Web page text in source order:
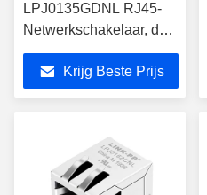
LPJ0135GDNL RJ45-
Netwerkschakelaar, de
Schakelaar SK02-
111008POENL van
RJ45 Poe
Krijg Beste Prijs